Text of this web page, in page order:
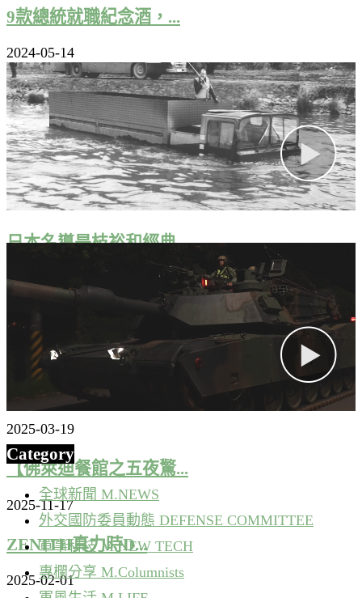
9款總統就職紀念酒，...
2024-05-14
藍色小精靈超嗨節奏即...
2025-02-22
電影《怪物8號任務偵...
2025-05-01
日本名導是枝裕和經典...
2026-04-16
校園愛情故事天花板，...
2023-11-21
童年崩壞電影又一部！...
2025-03-19
【佛萊迪餐館之五夜驚...
2025-11-17
ZENITH真力時D...
2025-02-01
Category
全球新聞 M.NEWS
外交國防委員動態 DEFENSE COMMITTEE
軍事科技 M.NEW TECH
專欄分享 M.Columnists